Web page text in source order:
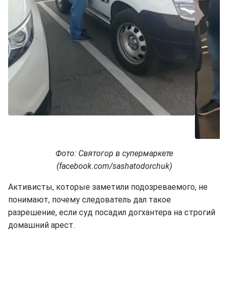
Фото: Святогор в супермаркете
(facebook.com/sashatodorchuk)
Активисты, которые заметили подозреваемого, не
понимают, почему следователь дал такое
разрешение, если суд посадил догхантера на строгий
домашний арест.